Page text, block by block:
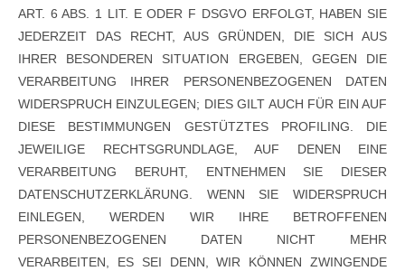
ART. 6 ABS. 1 LIT. E ODER F DSGVO ERFOLGT, HABEN SIE
JEDERZEIT DAS RECHT, AUS GRÜNDEN, DIE SICH AUS
IHRER BESONDEREN SITUATION ERGEBEN, GEGEN DIE
VERARBEITUNG IHRER PERSONENBEZOGENEN DATEN
WIDERSPRUCH EINZULEGEN; DIES GILT AUCH FÜR EIN AUF
DIESE BESTIMMUNGEN GESTÜTZTES PROFILING. DIE
JEWEILIGE RECHTSGRUNDLAGE, AUF DENEN EINE
VERARBEITUNG BERUHT, ENTNEHMEN SIE DIESER
DATENSCHUTZERKLÄRUNG. WENN SIE WIDERSPRUCH
EINLEGEN, WERDEN WIR IHRE BETROFFENEN
PERSONENBEZOGENEN DATEN NICHT MEHR
VERARBEITEN, ES SEI DENN, WIR KÖNNEN ZWINGENDE